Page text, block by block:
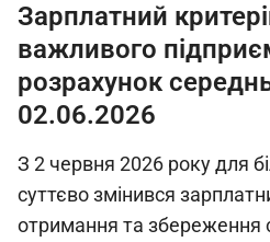
Зарплатний
важливого
розрахунок
02.06.2026
З 2 червня 2026 року для
суттєво змінився
отримання та збереження